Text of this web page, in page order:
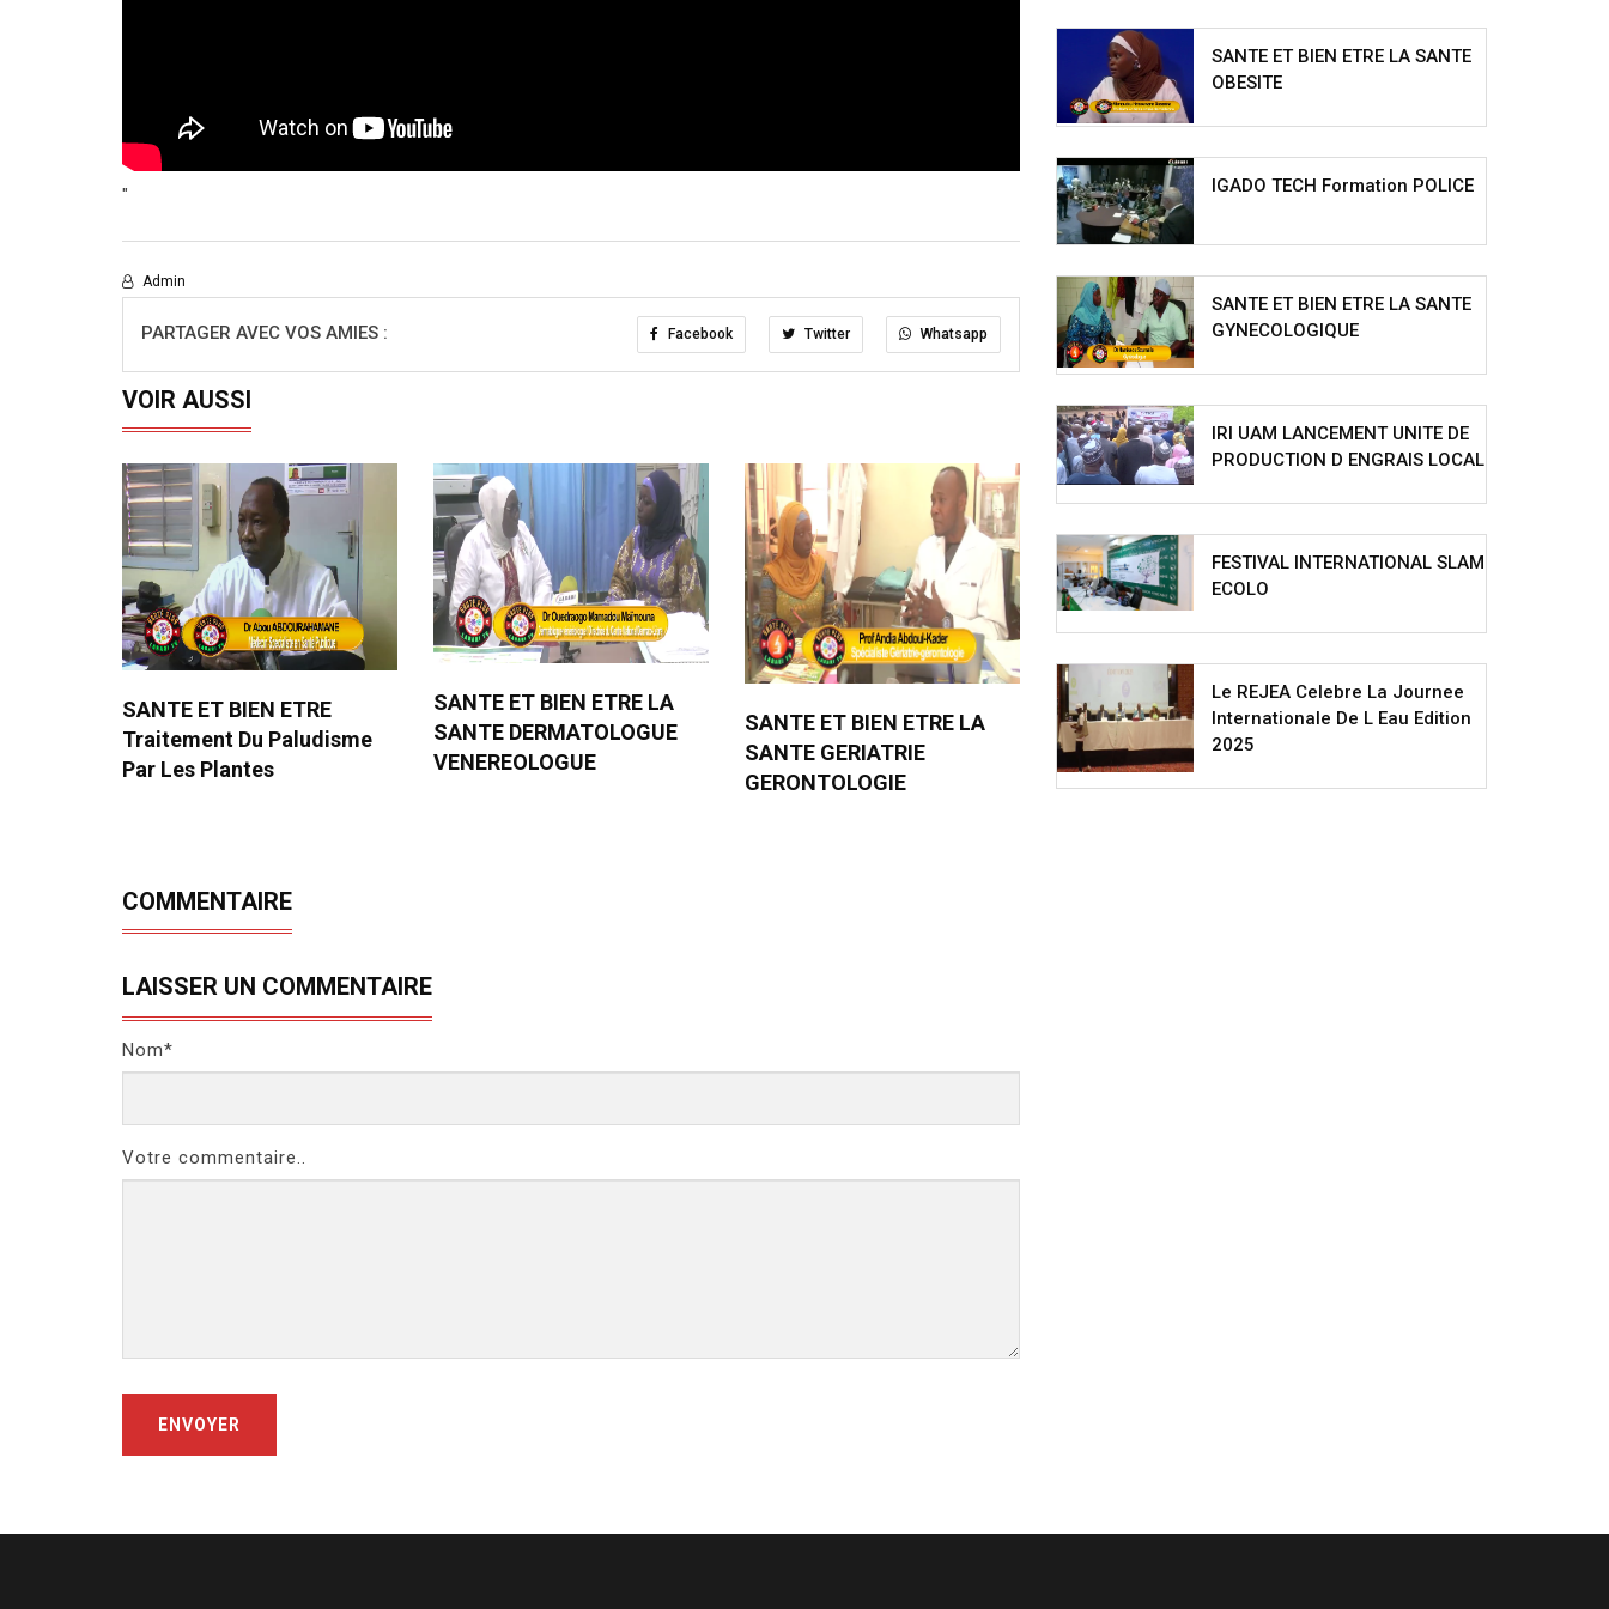
"
Admin
PARTAGER AVEC VOS AMIES : Facebook Twitter Whatsapp
VOIR AUSSI
SANTE ET BIEN ETRE
Traitement Du Paludisme
Par Les Plantes
SANTE ET BIEN ETRE LA
SANTE DERMATOLOGUE
VENEREOLOGUE
SANTE ET BIEN ETRE LA
SANTE GERIATRIE
GERONTOLOGIE
COMMENTAIRE
LAISSER UN COMMENTAIRE
Nom*
Votre commentaire..
ENVOYER
SANTE ET BIEN ETRE LA SANTE
OBESITE
IGADO TECH Formation POLICE
SANTE ET BIEN ETRE LA SANTE
GYNECOLOGIQUE
IRI UAM LANCEMENT UNITE DE
PRODUCTION D ENGRAIS LOCAL
FESTIVAL INTERNATIONAL SLAM
ECOLO
Le REJEA Celebre La Journee
Internationale De L Eau Edition
2025